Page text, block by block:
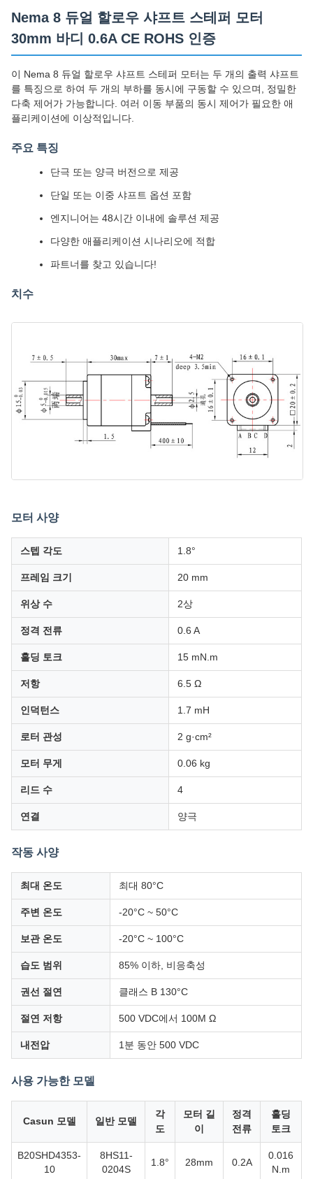
Nema 8 듀얼 할로우 샤프트 스테퍼 모터
30mm 바디 0.6A CE ROHS 인증
이 Nema 8 듀얼 할로우 샤프트 스테퍼 모터는 두 개의 출력 샤프트
를 특징으로 하여 두 개의 부하를 동시에 구동할 수 있으며, 정밀한
다축 제어가 가능합니다. 여러 이동 부품의 동시 제어가 필요한 애
플리케이션에 이상적입니다.
주요 특징
단극 또는 양극 버전으로 제공
단일 또는 이중 샤프트 옵션 포함
엔지니어는 48시간 이내에 솔루션 제공
다양한 애플리케이션 시나리오에 적합
파트너를 찾고 있습니다!
치수
모터 사양
스텝 각도 1.8°
프레임 크기 20 mm
위상 수 2상
정격 전류 0.6 A
홀딩 토크 15 mN.m
저항 6.5 Ω
인덕턴스 1.7 mH
로터 관성 2 g·cm²
모터 무게 0.06 kg
리드 수 4
연결 양극
작동 사양
최대 온도 최대 80°C
주변 온도 -20°C ~ 50°C
보관 온도 -20°C ~ 100°C
습도 범위 85% 이하, 비응축성
권선 절연 클래스 B 130°C
절연 저항 500 VDC에서 100M Ω
내전압 1분 동안 500 VDC
사용 가능한 모델
Casun 모델 일반 모델
각
도
모터 길
이
정격
전류
홀딩
토크
B20SHD4353-
10
8HS11-
0204S
1.8° 28mm 0.2A
0.016
N.m